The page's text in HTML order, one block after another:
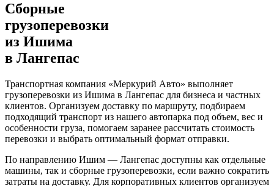
Сборные
грузоперевозки
из Ишима
в Лангепас
Транспортная компания «Меркурий Авто» выполняет
грузоперевозки из Ишима в Лангепас для бизнеса и частных
клиентов. Организуем доставку по маршруту, подбираем
подходящий транспорт из нашего автопарка под объем, вес и
особенности груза, помогаем заранее рассчитать стоимость
перевозки и выбрать оптимальный формат отправки.
По направлению Ишим — Лангепас доступны как отдельные
машины, так и сборные грузоперевозки, если важно сократить
затраты на доставку. Для корпоративных клиентов организуем